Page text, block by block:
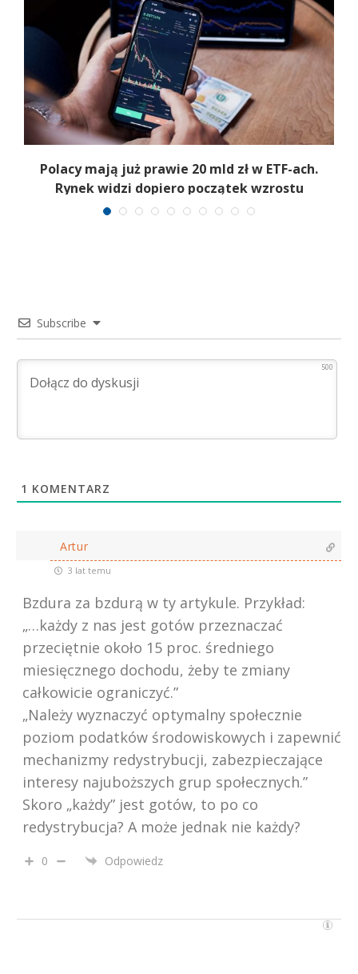
Polacy mają już prawie 20 mld zł w ETF-ach.
Rynek widzi dopiero początek wzrostu
Subscribe
500
1 KOMENTARZ
Artur
3 lat temu
Bzdura za bzdurą w ty artykule. Przykład:
„…każdy z nas jest gotów przeznaczać
przeciętnie około 15 proc. średniego
miesięcznego dochodu, żeby te zmiany
całkowicie ograniczyć.”
„Należy wyznaczyć optymalny społecznie
poziom podatków środowiskowych i zapewnić
mechanizmy redystrybucji, zabezpieczające
interesy najuboższych grup społecznych.”
Skoro „każdy” jest gotów, to po co
redystrybucja? A może jednak nie każdy?
0 Odpowiedz